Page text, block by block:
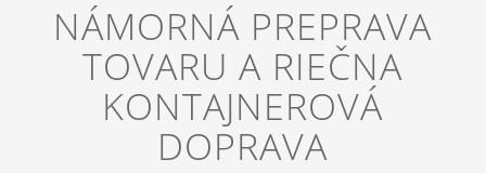
NÁMORNÁ PREPRAVA
TOVARU A RIEČNA
KONTAJNEROVÁ
DOPRAVA